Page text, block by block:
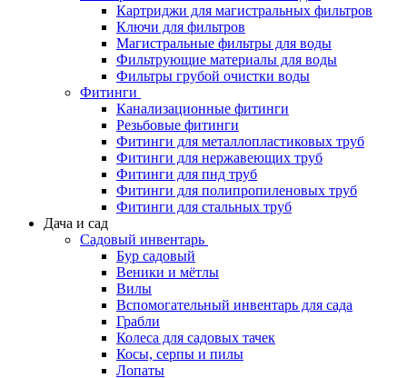
Картриджи для магистральных фильтров
Ключи для фильтров
Магистральные фильтры для воды
Фильтрующие материалы для воды
Фильтры грубой очистки воды
Фитинги
Канализационные фитинги
Резьбовые фитинги
Фитинги для металлопластиковых труб
Фитинги для нержавеющих труб
Фитинги для пнд труб
Фитинги для полипропиленовых труб
Фитинги для стальных труб
Дача и сад
Садовый инвентарь
Бур садовый
Веники и мётлы
Вилы
Вспомогательный инвентарь для сада
Грабли
Колеса для садовых тачек
Косы, серпы и пилы
Лопаты